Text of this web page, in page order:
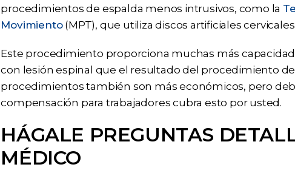
procedimientos de espalda menos intrusivos, como la
Movimiento(MPT), que utiliza discos artificiales
Este procedimiento proporciona muchas más
con lesión espinal que el resultado del procedimiento
procedimientos también son más económicos, pero
compensación para trabajadores cubra esto por usted.
HÁGALE PREGUNTAS
MÉDICO